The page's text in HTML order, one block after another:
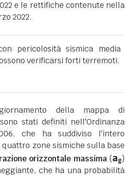
e le rettifiche contenute nella
2022.
pericolosità sismica media
verificarsi forti terremoti.
della mappa di
sono stati definiti nell'Ordinanza
che ha suddiviso l'intero
zone sismiche sulla base
orizzontale massima (ag)
che ha una probabilità